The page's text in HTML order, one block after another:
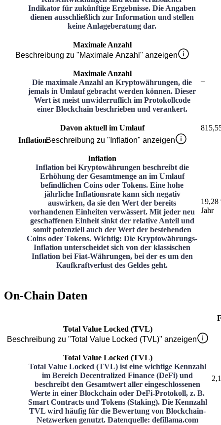
Indikator für zukünftige Ergebnisse. Die Angaben
dienen ausschließlich zur Information und stellen
keine Anlageberatung dar.
Maximale Anzahl
Beschreibung zu "Maximale Anzahl" anzeigen
Maximale Anzahl
Die maximale Anzahl an Kryptowährungen, die
jemals in Umlauf gebracht werden können. Dieser
Wert ist meist unwiderruflich im Protokollcode
einer Blockchain beschrieben und verankert.
–
Davon aktuell im Umlauf
InflationBeschreibung zu "Inflation" anzeigen
Inflation
Inflation bei Kryptowährungen beschreibt die
Erhöhung der Gesamtmenge an im Umlauf
befindlichen Coins oder Tokens. Eine hohe
jährliche Inflationsrate kann sich negativ
auswirken, da sie den Wert der bereits
vorhandenen Einheiten verwässert. Mit jeder neu
geschaffenen Einheit sinkt der relative Anteil und
somit potenziell auch der Wert der bestehenden
Coins oder Tokens. Wichtig: Die Kryptowährungs-
Inflation unterscheidet sich von der klassischen
Inflation bei Fiat-Währungen, bei der es um den
Kaufkraftverlust des Geldes geht.
19,28
Jahr
On-Chain Daten
Total Value Locked (TVL)
Beschreibung zu "Total Value Locked (TVL)" anzeigen
Total Value Locked (TVL)
Total Value Locked (TVL) ist eine wichtige Kennzahl
im Bereich Decentralized Finance (DeFi) und
beschreibt den Gesamtwert aller eingeschlossenen
Werte in einer Blockchain oder DeFi-Protokoll, z. B.
Smart Contracts und Tokens (Staking). Die Kennzahl
TVL wird häufig für die Bewertung von Blockchain-
Netzwerken genutzt. Datenquelle: defillama.com